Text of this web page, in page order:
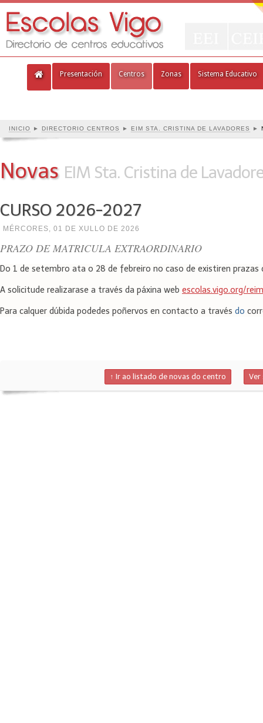
Presentación Centros Zonas Sistema Educativo
INICIO ► DIRECTORIO CENTROS ► EIM STA. CRISTINA DE LAVADORES ►
Novas EIM Sta. Cristina de
CURSO 2026-2027
MÉRCORES, 01 DE XULLO DE 2026
PRAZO DE MATRICULA EXTRAORDINARIO
Do 1 de setembro ata o 28 de febreiro no caso de existiren prazas
A solicitude realizarase a través da páxina web escolas.vigo.org/reim
Para calquer dúbida podedes poñervos en contacto a través do
↑ Ir ao listado de novas do centro Ver